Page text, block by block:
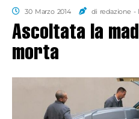
30 Marzo 2014 di redazione -
Ascoltata la
morta